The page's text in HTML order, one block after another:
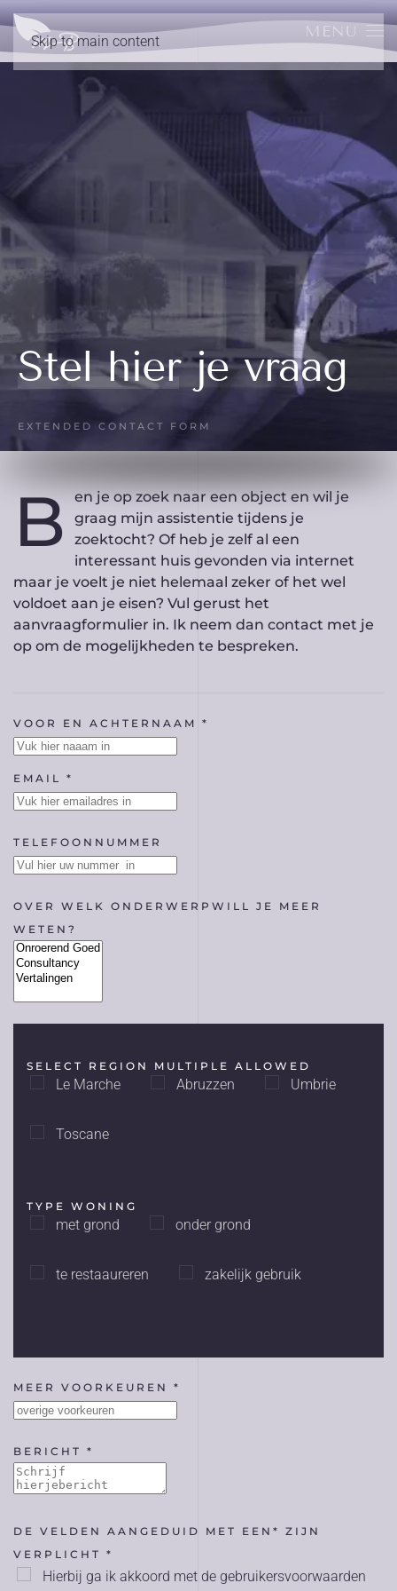
Skip to main content
MENU
Stel hier je vraag
EXTENDED CONTACT FORM
B
en je op zoek naar een object en wil je
graag mijn assistentie tijdens je
zoektocht? Of heb je zelf al een
interessant huis gevonden via internet
maar je voelt je niet helemaal zeker of het wel
voldoet aan je eisen? Vul gerust het
aanvraagformulier in. Ik neem dan contact met je
op om de mogelijkheden te bespreken.
VOOR EN ACHTERNAAM *
EMAIL *
TELEFOONNUMMER
OVER WELK ONDERWERPWILL JE MEER
WETEN?
SELECT REGION MULTIPLE ALLOWED
Le Marche Abruzzen Umbrie
Toscane
TYPE WONING
met grond onder grond
te restaaureren zakelijk gebruik
MEER VOORKEUREN *
BERICHT *
DE VELDEN AANGEDUID MET EEN* ZIJN
VERPLICHT *
Hierbij ga ik akkoord met de gebruikersvoorwaarden